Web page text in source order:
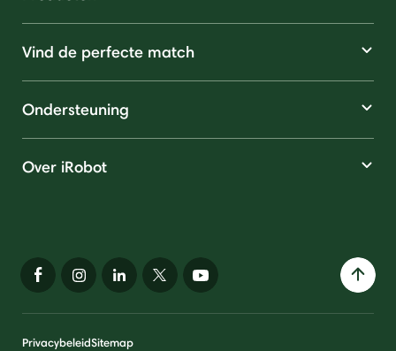
Vind de perfecte match
Ondersteuning
Over iRobot
PrivacybeleidSitemap